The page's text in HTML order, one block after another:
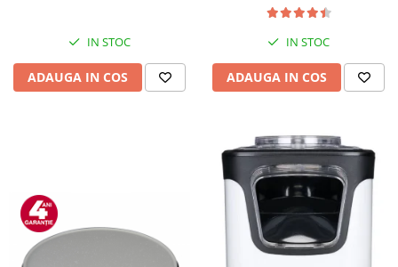
IN STOC
ADAUGA IN COS
IN STOC
ADAUGA IN COS